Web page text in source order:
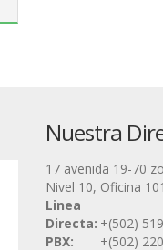
Nuestra
17 avenida 19-70
Nivel 10, Oficina
Linea
Directa: +(502)
PBX:
+(502)